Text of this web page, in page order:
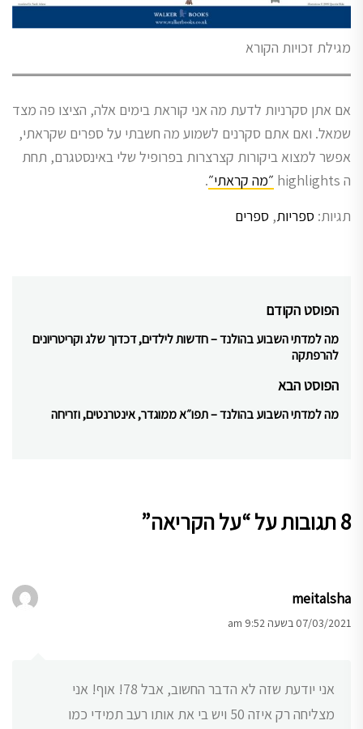
מגילת זכויות הקורא
אם אתן סקרניות לדעת מה אני קוראת בימים אלה, הציצו פה מצד
שמאל. ואם אתם סקרנים לשמוע מה חשבתי על ספרים שקראתי,
אפשר למצוא ביקורות קצרצרות בפרופיל שלי באינסטגרם, תחת
ה highlights
״מה קראתי״.
תגיות: ספריות, ספרים
ניווט
הפוסט הקודם
Previous
post:
מה למדתי השבוע בהולנד – חדשות לילדים, דכדוך שלג וקריטריונים
להרפתקה
הפוסט הבא
Next
מה למדתי השבוע בהולנד – תפו״א ממוגדר, אינטרנטים, וזריחה
8 תגובות על “ על הקריאה”
meitalsha
07/03/2021 בשעה 9:52 am
אני יודעת שזה לא הדבר החשוב, אבל 78! אוף! אני
מצליחה רק איזה 50 ויש בי את אותו רעב תמידי כמו